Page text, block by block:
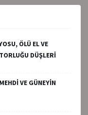
ÖLÜ EL VE
DÜŞLERİ
VE GÜNEYİN